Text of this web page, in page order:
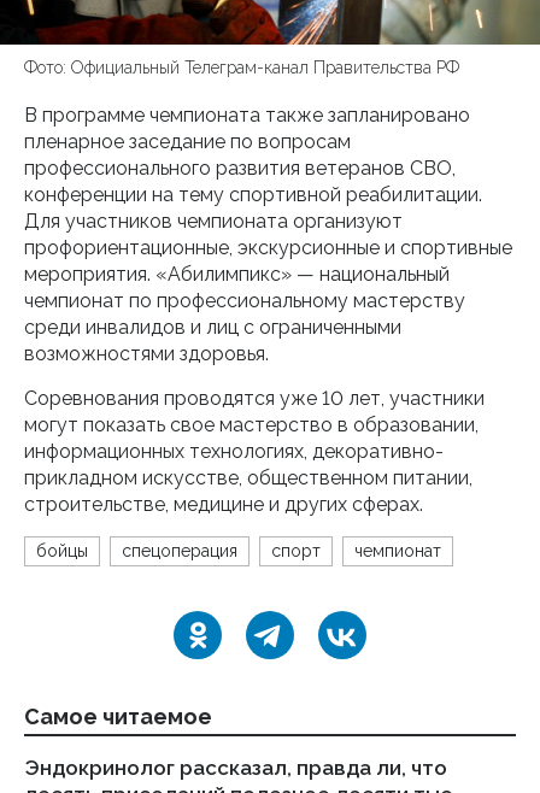
Фото: Официальный Телеграм-канал Правительства РФ
В программе чемпионата также запланировано
пленарное заседание по вопросам
профессионального развития ветеранов СВО,
конференции на тему спортивной реабилитации.
Для участников чемпионата организуют
профориентационные, экскурсионные и спортивные
мероприятия. «Абилимпикс» — национальный
чемпионат по профессиональному мастерству
среди инвалидов и лиц с ограниченными
возможностями здоровья.
Соревнования проводятся уже 10 лет, участники
могут показать свое мастерство в образовании,
информационных технологиях, декоративно-
прикладном искусстве, общественном питании,
строительстве, медицине и других сферах.
бойцы спецоперация спорт чемпионат
Самое читаемое
Эндокринолог рассказал, правда ли, что